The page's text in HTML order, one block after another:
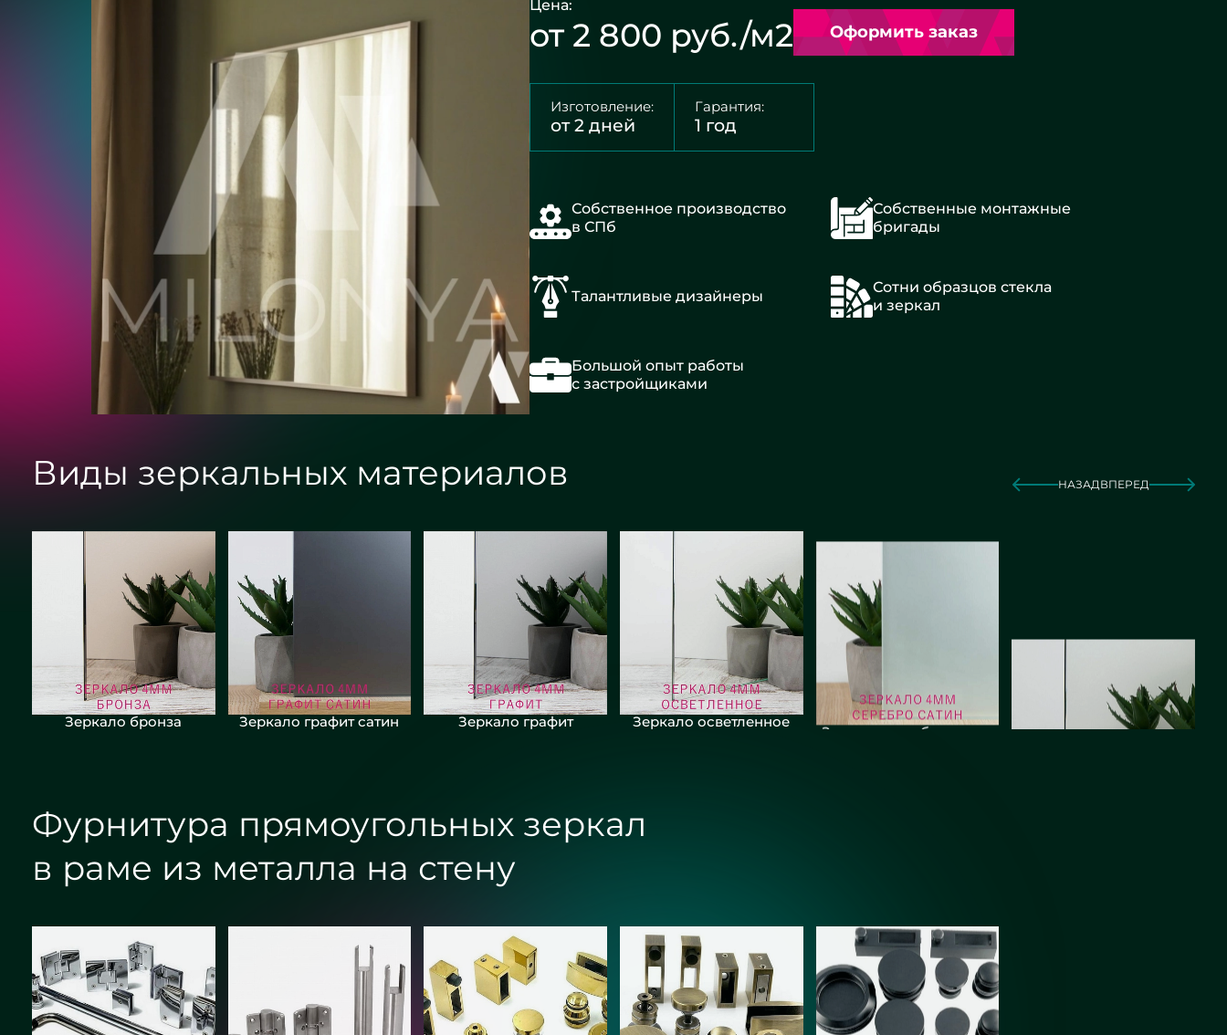
Цена:
от 2 800 руб./м2 Оформить заказ
Изготовление:
от 2 дней
Гарантия:
1 год
Собственное производство
в СПб
Собственные монтажные
бригады
Талантливые дизайнеры
Сотни образцов стекла
и зеркал
Большой опыт работы
с застройщиками
Виды зеркальных материалов НАЗАДВПЕРЕД
Зеркало бронза Зеркало графит сатин Зеркало графит Зеркало осветленное Зеркало серебро сатин Зеркало серебро
Фурнитура прямоугольных зеркал
в раме из металла на стену